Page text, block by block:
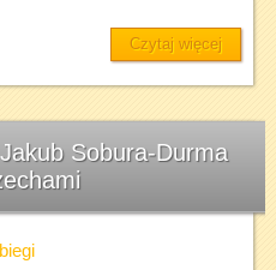
Czytaj więcej
Sobura-Durma
biegi